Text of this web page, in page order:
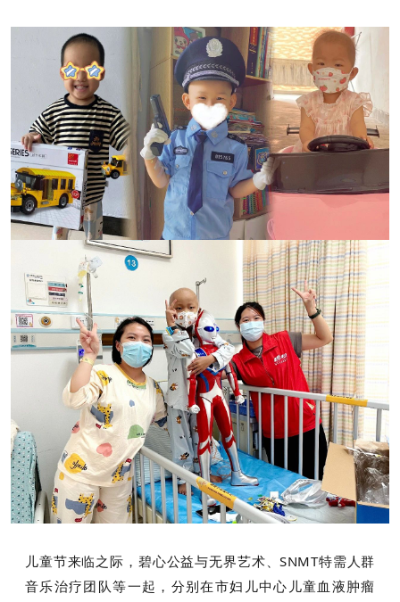
儿童节来临之际，碧心公益与无界艺术、SNMT特需人群
音乐治疗团队等一起，分别在市妇儿中心儿童血液肿瘤